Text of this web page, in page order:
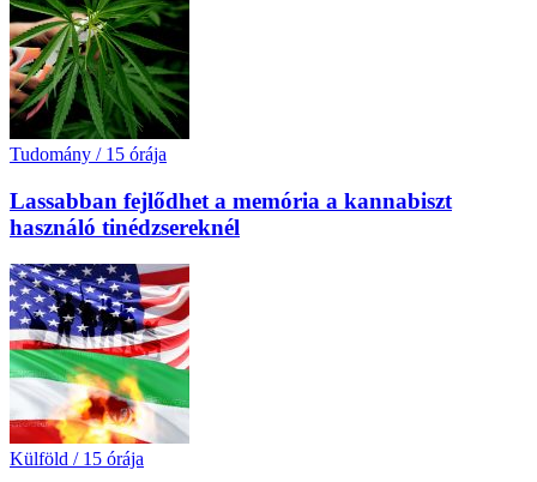
Tudomány / 15 órája
Lassabban fejlődhet a memória a kannabiszt
használó tinédzsereknél
Külföld / 15 órája